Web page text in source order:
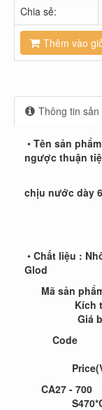
Chia sẻ:
Thêm vào
Thông tin sản
• Tên sản
ngược thuận
chịu nước dày
• Chất liệu :
Glod
Mã sản
Kích
Giá